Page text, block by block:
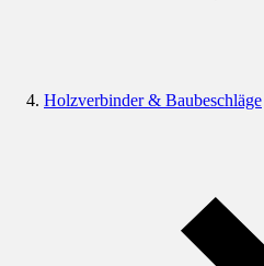
Holzverbinder & Baubeschläge